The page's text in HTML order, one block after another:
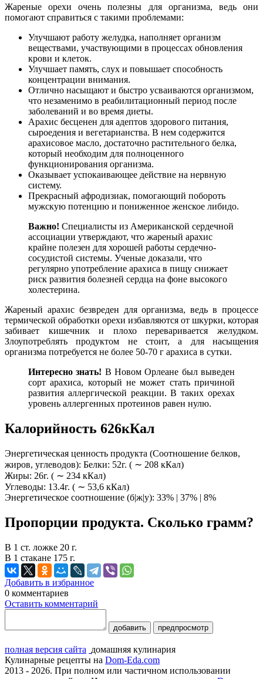
Жареные орехи очень полезны для организма, ведь они
помогают справиться с такими проблемами:
Улучшают работу желудка, наполняет организм
веществами, участвующими в процессах обновления
крови и клеток.
Улучшает память, слух и повышает способность
концентрации внимания.
Отлично насыщают и быстро усваиваются организмом,
что незаменимо в реабилитационный период после
заболеваний и во время диеты.
Арахис бесценен для адептов здорового питания,
сыроедения и вегетарианства. В нем содержится
арахисовое масло, достаточно растительного белка,
который необходим для полноценного
функционирования организма.
Оказывает успокаивающее действие на нервную
систему.
Прекрасный афродизиак, помогающий побороть
мужскую потенцию и пониженное женское либидо.
Важно! Специалисты из Американской сердечной
ассоциации утверждают, что жареный арахис
крайне полезен для хорошей работы сердечно-
сосудистой системы. Ученые доказали, что
регулярно употребление арахиса в пищу снижает
риск развития болезней сердца на фоне высокого
холестерина.
Жареный арахис безвреден для организма, ведь в процессе
термической обработки орехи избавляются от шкурки, которая
забивает кишечник и плохо переваривается желудком.
Злоупотреблять продуктом не стоит, а для насыщения
организма потребуется не более 50-70 г арахиса в сутки.
Интересно знать! В Новом Орлеане был выведен
сорт арахиса, который не может стать причиной
развития аллергической реакции. В таких орехах
уровень аллергенных протеинов равен нулю.
Калорийность 626кКал
Энергетическая ценность продукта (Соотношение белков,
жиров, углеводов): Белки: 52г. ( ∼ 208 кКал)
Жиры: 26г. ( ∼ 234 кКал)
Углеводы: 13.4г. ( ∼ 53,6 кКал)
Энергетическое соотношение (б|ж|у): 33% | 37% | 8%
Пропорции продукта. Сколько грамм?
В 1 ст. ложке 20 г.
В 1 стакане 175 г.
Добавить в избранное
0 комментариев
Оставить комментарий
добавить предпросмотр
полная версия сайта домашняя кулинария
Кулинарные рецепты на Dom-Eda.com
2013 - 2026. При полном или частичном использовании